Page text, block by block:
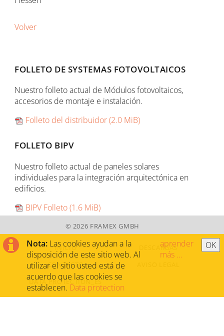
Nota:Las cookies ayudan a la
disposición de este sitio web. Al
utilizar el sitio usted está de
acuerdo que las cookies se
establecen. Data protection
aprender
más ...
OK
Volver
FOLLETO DE SYSTEMAS FOTOVOLTAICOS
Nuestro folleto actual de Módulos fotovoltaicos,
accesorios de montaje e instalación.
Folleto del distribuidor(2.0 MiB)
FOLLETO BIPV
Nuestro folleto actual de paneles solares
individuales para la integración arquitectónica en
edificios.
BIPV Folleto(1.6 MiB)
© 2026 FRAMEX GMBH
SALTAR
NAVEGACIÓN
INICIO
DESCARGAS
CONTACTO
DATA PROTECTION_ES